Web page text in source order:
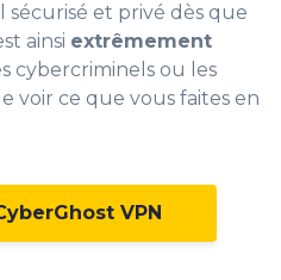
et privé dès que
ainsi extrêmement
cybercriminels ou les
voir ce que vous faites en
VPN